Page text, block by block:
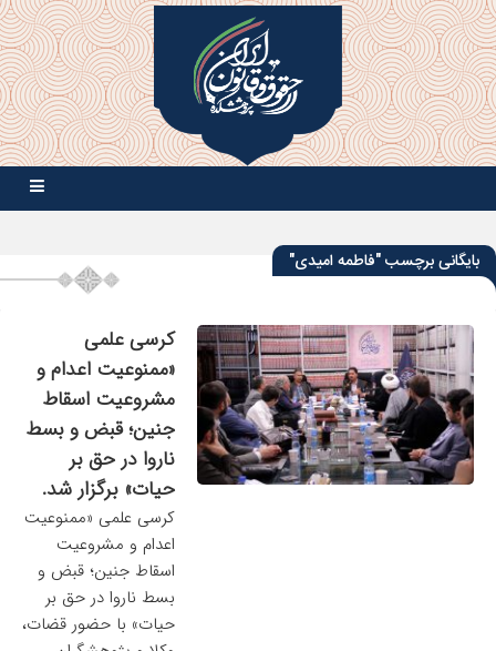
بایگانی برچسب "فاطمه امیدی"
کرسی علمی
«ممنوعیت اعدام و
مشروعیت اسقاط
جنین؛ قبض و بسط
ناروا در حق بر
حیات» برگزار شد.
کرسی علمی «ممنوعیت
اعدام و مشروعیت
اسقاط جنین؛ قبض و
بسط ناروا در حق بر
حیات» با حضور قضات،